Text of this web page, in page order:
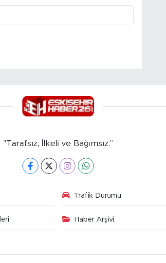
"Tarafsız, İlkeli ve Bağımsız."
Trafik Durumu
Haber Arşivi